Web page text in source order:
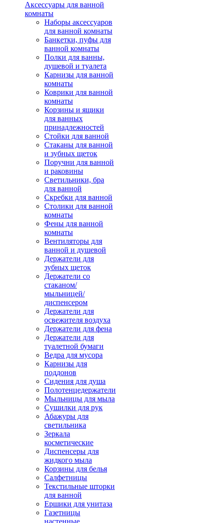
Аксессуары для ванной
комнаты
Наборы аксессуаров
для ванной комнаты
Банкетки, пуфы для
ванной комнаты
Полки для ванны,
душевой и туалета
Карнизы для ванной
комнаты
Коврики для ванной
комнаты
Корзины и ящики
для ванных
принадлежностей
Стойки для ванной
Стаканы для ванной
и зубных щеток
Поручни для ванной
и раковины
Светильники, бра
для ванной
Скребки для ванной
Столики для ванной
комнаты
Фены для ванной
комнаты
Вентиляторы для
ванной и душевой
Держатели для
зубных щеток
Держатели со
стаканом/
мыльницей/
диспенсером
Держатели для
освежителя воздуха
Держатели для фена
Держатели для
туалетной бумаги
Ведра для мусора
Карнизы для
поддонов
Сидения для душа
Полотенцедержатели
Мыльницы для мыла
Сушилки для рук
Абажуры для
светильника
Зеркала
косметические
Диспенсеры для
жидкого мыла
Корзины для белья
Салфетницы
Текстильные шторки
для ванной
Ершики для унитаза
Газетницы
настенные